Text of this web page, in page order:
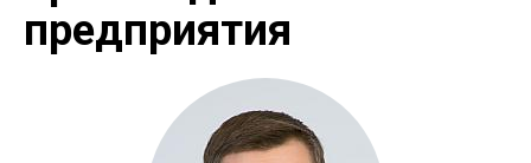
предприятия